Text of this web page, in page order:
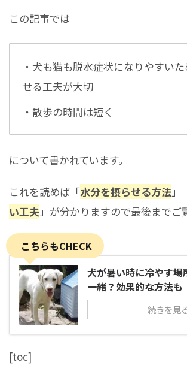
この記事では
・犬も猫も脱水症状になりやすい
せる工夫が大切
・散歩の時間は短く
について書かれています。
これを読めば「水分を摂らせる方法」
い工夫」が分かりますので最後までご
こちらもCHECK
犬が暑い時に冷やす場
一緒？効果的な方法も
続きを見
[toc]